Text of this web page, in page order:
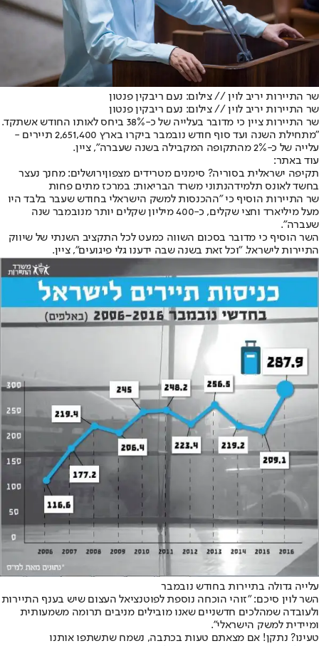
שר התיירות יריב לוין // צילום: נעם ריבקין פנטון
שר התיירות יריב לוין // צילום: נעם ריבקין פנטון
שר התיירות ציין כי מדובר בעלייה של כ-38% ביחס לאותו החודש אשתקד.
"מתחילת השנה ועד סוף חודש נובמבר ביקרו בארץ 2,651,400 תיירים -
עלייה של כ-2% מהתקופה המקבילה בשנה שעברה", ציין.
עוד באתר:
תקיפה ישראלית בסוריה? סימנים מטרידים מצפוןירושלים: מחנך נעצר
בחשד לאונס תלמידהנתוני משרד הבריאות: במרכז מתים פחות
שר התיירות הוסיף כי "ההכנסות למשק הישראלי בחודש שעבר בלבד היו
מעל מיליארד וחצי שקלים, כ-400 מיליון שקלים יותר מנובמבר שנה
שעברה".
השר הוסיף כי מדובר בסכום השווה כמעט לכל התקציב השנתי של שיווק
התיירות לישראל. "וכל זאת בשנה שבה ידענו גלי פיגועים", ציין.
עלייה גדולה בתיירות בחודש נובמבר
השר לוין סיכם: "זוהי הוכחה נוספת לפוטנציאל העצום שיש בענף התיירות
ולעובדה שמהלכים חדשניים שאנו מובילים מניבים תרומה משמעותית
ומיידית למשק הישראלי".
טעינו? נתקן! אם מצאתם טעות בכתבה, נשמח שתשתפו אותנו